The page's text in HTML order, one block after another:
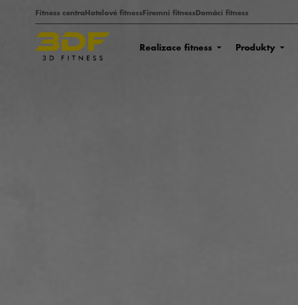
Fitness centra Hotelové fitness Firemní fitness Domácí fitness
Realizace fitness Produkty